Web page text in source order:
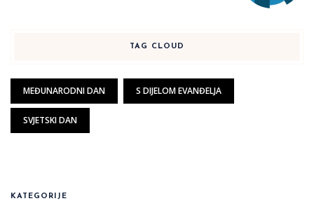
TAG CLOUD
MEĐUNARODNI DAN S DIJELOM EVANĐELJA
SVJETSKI DAN
KATEGORIJE